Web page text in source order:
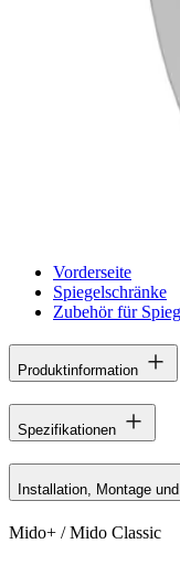
Vorderseite
Spiegelschränke
Zubehör für
Produktinformation
Spezifikationen
Installation, Montage
Mido+ / Mido Classic